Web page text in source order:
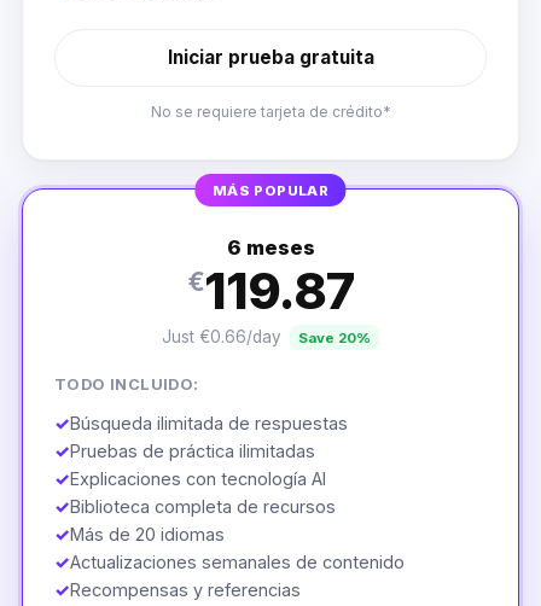
Iniciar prueba gratuita
No se requiere tarjeta de crédito*
MÁS POPULAR
6 meses
€119.87
Just €0.66/day Save 20%
TODO INCLUIDO:
✓Búsqueda ilimitada de respuestas
✓Pruebas de práctica ilimitadas
✓Explicaciones con tecnología AI
✓Biblioteca completa de recursos
✓Más de 20 idiomas
✓Actualizaciones semanales de contenido
✓Recompensas y referencias